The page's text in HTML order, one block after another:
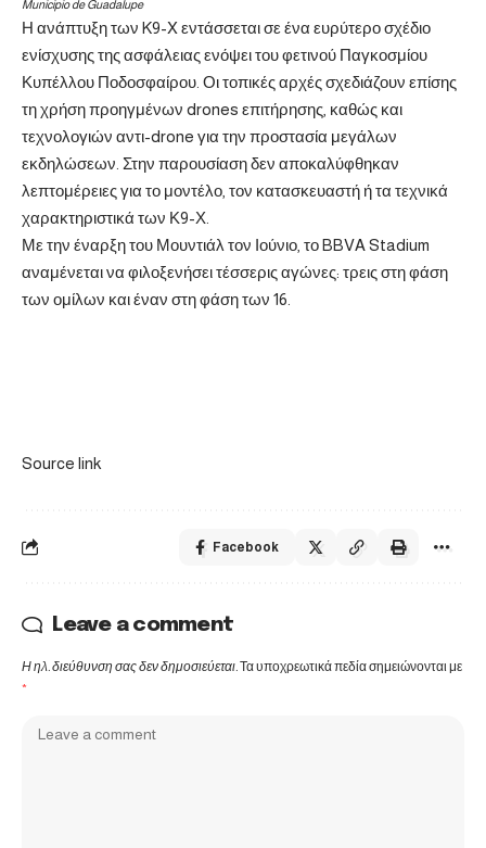
Municipio de Guadalupe
Η ανάπτυξη των K9-X εντάσσεται σε ένα ευρύτερο σχέδιο
ενίσχυσης της ασφάλειας ενόψει του φετινού Παγκοσμίου
Κυπέλλου Ποδοσφαίρου. Οι τοπικές αρχές σχεδιάζουν επίσης
τη χρήση προηγμένων drones επιτήρησης, καθώς και
τεχνολογιών αντι-drone για την προστασία μεγάλων
εκδηλώσεων. Στην παρουσίαση δεν αποκαλύφθηκαν
λεπτομέρειες για το μοντέλο, τον κατασκευαστή ή τα τεχνικά
χαρακτηριστικά των Κ9-Χ.
Με την έναρξη του Μουντιάλ τον Ιούνιο, το BBVA Stadium
αναμένεται να φιλοξενήσει τέσσερις αγώνες: τρεις στη φάση
των ομίλων και έναν στη φάση των 16.
Source link
Facebook
Leave a comment
Η ηλ. διεύθυνση σας δεν δημοσιεύεται. Τα υποχρεωτικά πεδία σημειώνονται με
*